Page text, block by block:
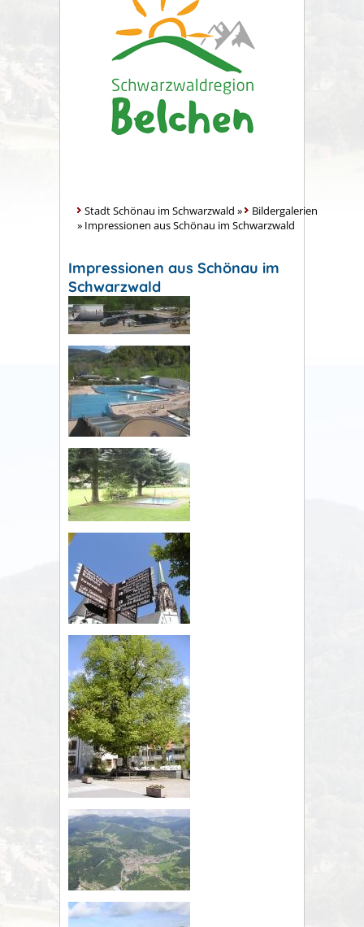
Stadt Schönau im Schwarzwald »
Bildergalerien
» Impressionen aus Schönau im Schwarzwald
Impressionen aus Schönau im
Schwarzwald